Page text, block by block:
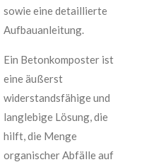
sowie eine detaillierte
Aufbauanleitung.
Ein Betonkomposter ist
eine äußerst
widerstandsfähige und
langlebige Lösung, die
hilft, die Menge
organischer Abfälle auf